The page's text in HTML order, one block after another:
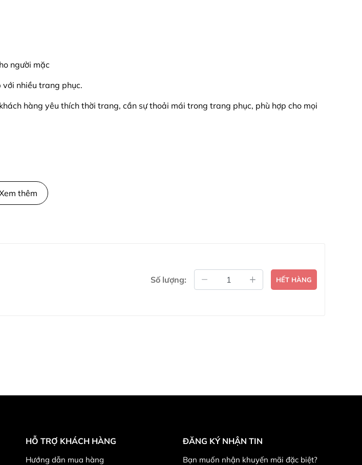
người mặc
nhiều trang phục.
hàng yêu thích thời trang, cần sự thoải mái trong trang phục, phù hợp cho mọi
thêm
Số lượng: HẾT HÀNG
HỖ TRỢ KHÁCH HÀNG
Hướng dẫn mua hàng
ĐĂNG KÝ NHẬN TIN
Bạn muốn nhận khuyến mãi đặc biệt?